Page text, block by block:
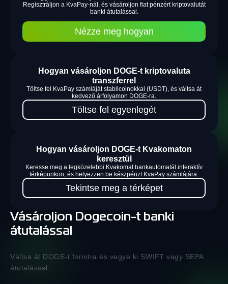
Vásároljon Dogecoin-t banki
átutalással
Váltsa át DOGE-t forintra és vegye ki SWIFT vagy SEPA
átutalással.
Regisztráljon a KvaPay-nál, és vásároljon fiat pénzért kriptovalutát
banki átutalással.
Nézze meg hogyan
Hogyan vásároljon DOGE-t kriptovaluta
transzferrel
Töltse fel KvaPay számláját stabilcoinokkal (USDT), és váltsa át
kedvező árfolyamon DOGE-ra.
Töltse fel egyenlegét
Hogyan vásároljon DOGE-t Kvakomaton
keresztül
Keresse meg a legközelebbi Kvakomat bankautomatát interaktív
térképünkön, és helyezzen be készpénzt KvaPay számlájára.
Tekintse meg a térképet